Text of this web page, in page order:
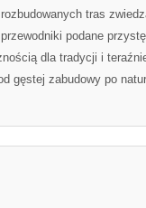
rozbudowanych tras
przewodniki podane
dla tradycji i
gęstej zabudowy po